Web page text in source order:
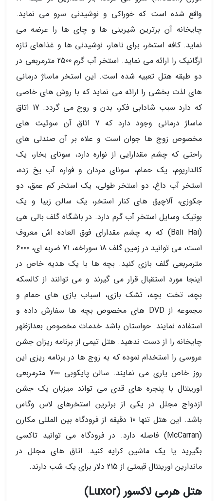
واقع شده است که خوراکی و نوشیدنی سرو می نماید.
چایخانه آن برترین شیرینی ها و چای ها را عرضه می
نماید. کافه استخر، برای ناهار، نوشیدنی ها و غذاهای تازه
ارگانیک را ارائه می نماید. استخر آب گرم 2500 مترمربعی در
دو طبقه هتل تعبیه شده است. این استخر ماساژ درمانی
های لذت بخشی را ارائه می نماید که با روش های خاصی
که دارد سبب شادابی فکر، بدن و روح می گردد. 17 اتاق
ماساژ درمانی وجود دارد که 7 اتاق آن سوئیت های
مخصوص زوج ها جوان است و علاه بر آن صندلی های
راحتی که چشم مقدارایی از نواره دارد، سونای بخار، یک
کالداریوم، یک حمام، سونای مردان و فواره آب یخ زده،
استخر آب داغ، دو استخر طولی، یک استخر کم عمق، دو
جکوزی، آلاچیق های کنار استخر، یک سالن زیبا و یک
بوتیک وسایل استخر آب گرم دارد. در باشگاه گلف بالی هی
(Bali Hai) که به چشم مقدارای فوق العاده اش معروف
است، می توانید در زمین گلف 18 سوراخه، 71 ضربه ای، 6000
مترمربعی گلف بازی کنید. بچه ها با یک هدیه خاص در
اینجا مورد استقبال قرار می گیرند و می توانند از کالسکه
بچه، تخت بچه، تشک بازی، اسباب بازی های حمام و
مجموعه از DVD های مخصوص بچه ها سفارش داده و
استفاده نمایند. حواستان باشد خدمات مخصوص بعدازظهر
چایخانه را از دست ندهید. هتل تیمی از برنامه ریزان جشن
عروسی را استخدام نموده که به زوج ها در برنامه ریزی این
روز خاص یاری می نمایند. سالن پایکوبی 700 مترمربعی
اورینتال با پنجره های قدی می تواند میزبان یک جشن
ازدواج مجلل در یکی از برترین استخرهای لاس وگاس
باشد. این هتل تنها 10 دقیقه از فرودگاه بین المللی مکارن
(McCarran) فاصله دارد. در فرودگاه می توانید تاکسی
بگیرید یا یک ماشین کرایه کنید. اتاق های مجلل در
ماندارین اورینتال قیمتی از 215 دلار برای یک شب دارند.
هتل هرمی لاکسور (Luxor)